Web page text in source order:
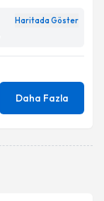
Haritada Göster
Daha Fazla